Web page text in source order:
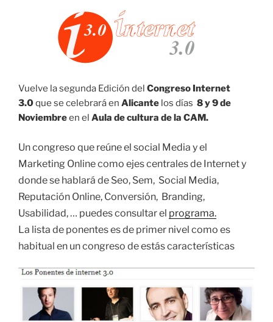
Vuelve la segunda Edición del Congreso Internet
3.0que se celebrará en Alicante los días 8 y 9 de
Noviembreen el Aula de cultura de la CAM.
Un congreso que reúne el social Media y el
Marketing Online como ejes centrales de Internet y
donde se hablará de Seo, Sem, Social Media,
Reputación Online, Conversión, Branding,
Usabilidad, … puedes consultar el programa.
La lista de ponentes es de primer nivel como es
habitual en un congreso de estás características